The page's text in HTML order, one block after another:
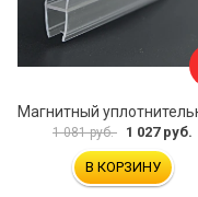
1 081 руб. 1 027 руб.
В КОРЗИНУ